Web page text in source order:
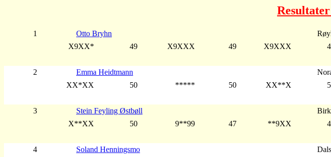
1 Otto Bryhn
X9XX*
49 X9XXX 49 X9XXX
2
Emma Heidtmann
XX*XX
50 ***** 50 XX**X
3
Stein Feyling Østbøll
X**XX
50 9**99 47 **9XX
4
Soland Henningsmo